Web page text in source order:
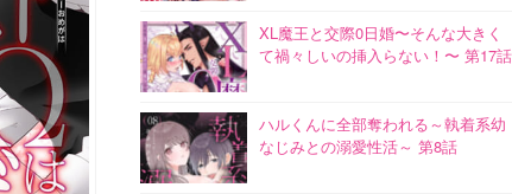
XL魔王と交際0日婚〜そんな大きく
て禍々しいの挿入らない！〜 第17話
ハルくんに全部奪われる～執着系幼
なじみとの溺愛性活～ 第8話